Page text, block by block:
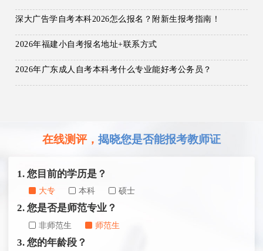
深大广告学自考本科2026怎么报名？附新生报考指南！
2026年福建小自考报名地址+联系方式
2026年广东成人自考本科考什么专业能好考公务员？
在线测评， 揭晓您是否能报考教师证
1. 您目前的学历是？
大专 本科 硕士
2. 您是否是师范专业？
非师范生 师范生
3. 您的年龄段？